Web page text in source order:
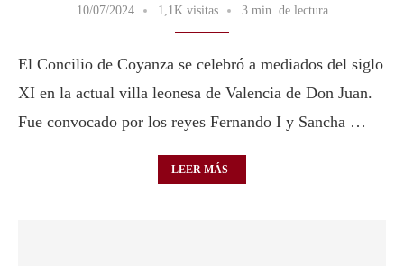
10/07/2024 1,1K visitas 3 min. de lectura
El Concilio de Coyanza se celebró a mediados del siglo
XI en la actual villa leonesa de Valencia de Don Juan.
Fue convocado por los reyes Fernando I y Sancha …
LEER MÁS